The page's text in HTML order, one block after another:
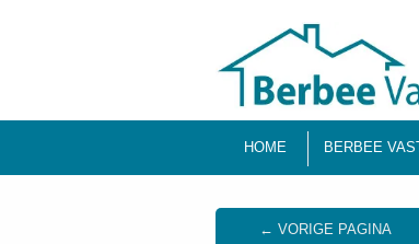
HOME BERBEE
← VORIGE PAGINA